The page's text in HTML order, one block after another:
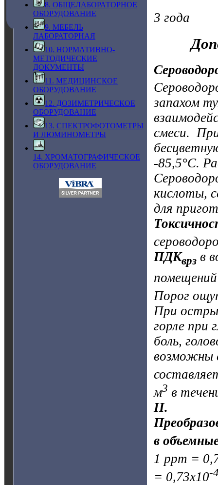
8. ОБЩЕЛАБОРАТОРНОЕ
ОБОРУДОВАНИЕ
9. МЕБЕЛЬ
ЛАБОРАТОРНАЯ
10. НОРМАТИВНО-
МЕТОДИЧЕСКИЕ
ДОКУМЕНТЫ
11. МЕДИЦИНСКОЕ
ОБОРУДОВАНИЕ
12. ДОЗИМЕТРИЧЕСКОЕ
ОБОРУДОВАНИЕ
13. СПЕКТРОФОТОМЕТРЫ
И ЛЮМИНОМЕТРЫ
14. ХРОМАТОГРАФИЧЕСКОЕ
ОБОРУДОВАНИЕ
3 года
запахом
смеси.
-85,5°С.
кислоты,
для
ПДКврз в
Порог
При
горле при
боль,
возможны
м3 в
II.
в
1 ppm =
= 0,73х10-